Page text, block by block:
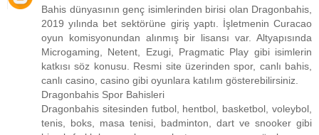
Bahis dünyasının genç isimlerinden birisi olan Dragonbahis,
2019 yılında bet sektörüne giriş yaptı. İşletmenin Curacao
oyun komisyonundan alınmış bir lisansı var. Altyapısında
Microgaming, Netent, Ezugi, Pragmatic Play gibi isimlerin
katkısı söz konusu. Resmi site üzerinden spor, canlı bahis,
canlı casino, casino gibi oyunlara katılım gösterebilirsiniz.
Dragonbahis Spor Bahisleri
Dragonbahis sitesinden futbol, hentbol, basketbol, voleybol,
tenis, boks, masa tenisi, badminton, dart ve snooker gibi